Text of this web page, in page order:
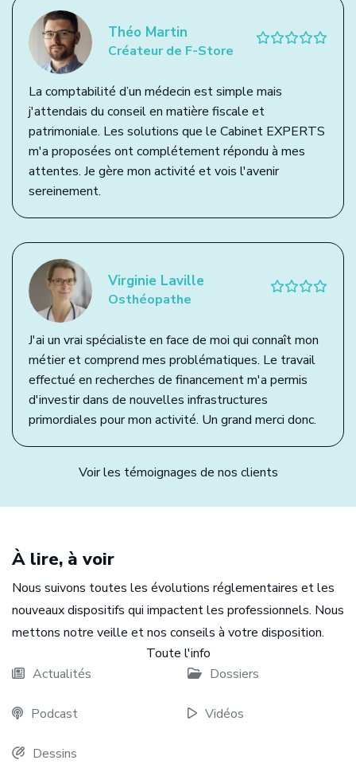
Théo Martin
Créateur de F-Store
La comptabilité d’un médecin est simple mais
j'attendais du conseil en matière fiscale et
patrimoniale. Les solutions que le Cabinet EXPERTS
m'a proposées ont complétement répondu à mes
attentes. Je gère mon activité et vois l'avenir
sereinement.
Virginie Laville
Osthéopathe
J'ai un vrai spécialiste en face de moi qui connaît mon
métier et comprend mes problématiques. Le travail
effectué en recherches de financement m'a permis
d'investir dans de nouvelles infrastructures
primordiales pour mon activité. Un grand merci donc.
Voir les témoignages de nos clients
À lire, à voir
Nous suivons toutes les évolutions réglementaires et les
nouveaux dispositifs qui impactent les professionnels. Nous
mettons notre veille et nos conseils à votre disposition.
Toute l'info
Actualités
Dossiers
Podcast Vidéos
Dessins